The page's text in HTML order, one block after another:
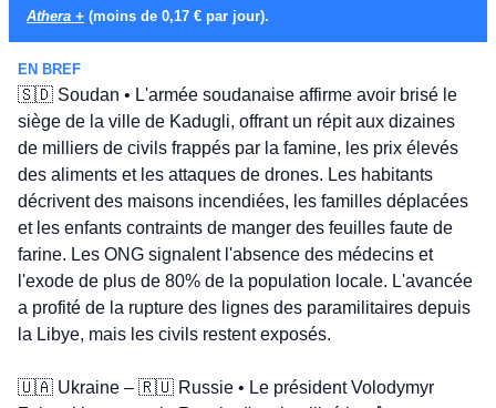
Athera + (moins de 0,17 € par jour).
EN BREF
🇸🇩 Soudan • L'armée soudanaise affirme avoir brisé le
siège de la ville de Kadugli, offrant un répit aux dizaines
de milliers de civils frappés par la famine, les prix élevés
des aliments et les attaques de drones. Les habitants
décrivent des maisons incendiées, les familles déplacées
et les enfants contraints de manger des feuilles faute de
farine. Les ONG signalent l'absence des médecins et
l'exode de plus de 80% de la population locale. L'avancée
a profité de la rupture des lignes des paramilitaires depuis
la Libye, mais les civils restent exposés.
🇺🇦 Ukraine – 🇷🇺 Russie • Le président Volodymyr